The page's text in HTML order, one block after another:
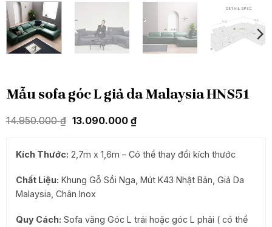
Mẫu sofa góc L giả da Malaysia HNS51
14.950.000₫ Giá
14.950.000 ₫.
13.090.000 ₫Giá
hiện
là:
13.090.000 ₫.
Kích Thước: 2,7m x 1,6m – Có thể thay đổi kích thước
Chất Liệu: Khung Gỗ Sồi Nga, Mút K43 Nhật Bản, Giả Da
Malaysia, Chân Inox
Quy Cách: Sofa văng Góc L trái hoặc góc L phải ( có thể